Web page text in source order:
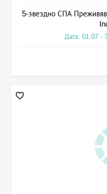
5-звездно СПА
Дата: 01.07 -